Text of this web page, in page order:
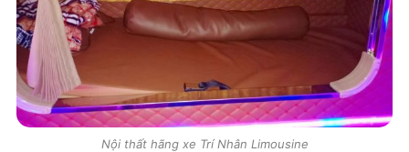
Nội thất hãng xe Trí Nhân Limousine